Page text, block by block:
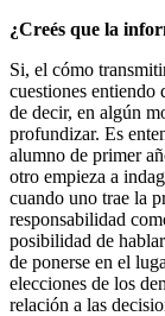
¿Creés que la
Si, el cómo
cuestiones entiendo
de decir, en algún
profundizar. Es
alumno de primer
otro empieza a
cuando uno trae la
responsabilidad
posibilidad de
de ponerse en el
elecciones de los
relación a las